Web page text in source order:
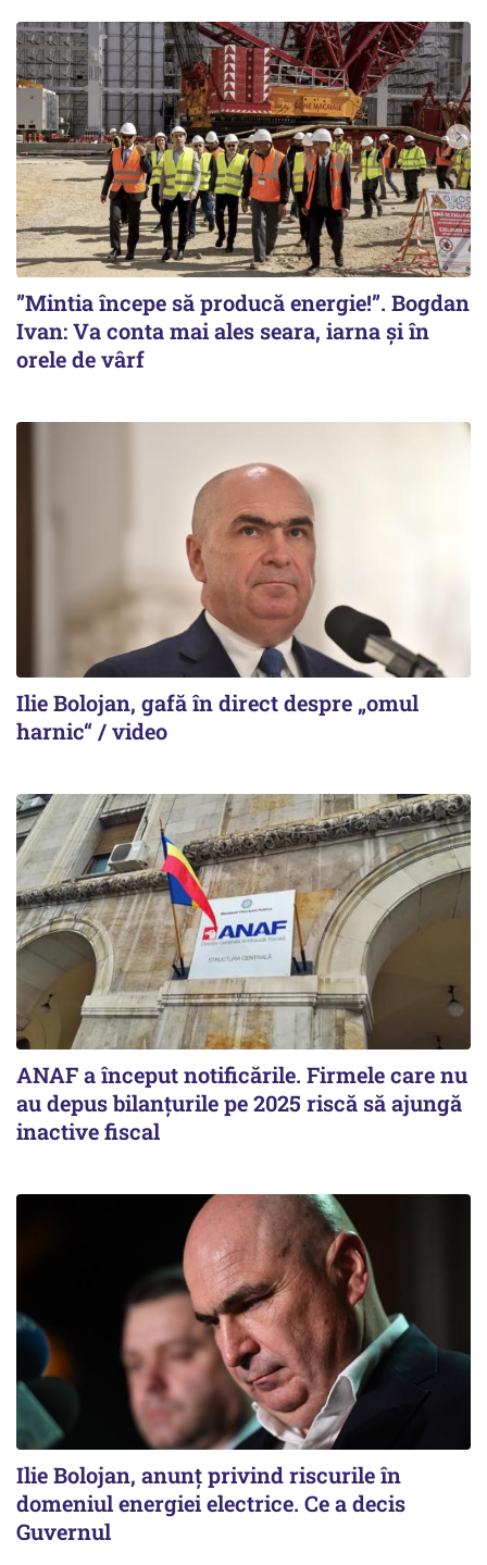
”Mintia începe să producă energie!”. Bogdan
Ivan: Va conta mai ales seara, iarna și în
orele de vârf
Ilie Bolojan, gafă în direct despre „omul
harnic“ / video
ANAF a început notificările. Firmele care nu
au depus bilanțurile pe 2025 riscă să ajungă
inactive fiscal
Ilie Bolojan, anunț privind riscurile în
domeniul energiei electrice. Ce a decis
Guvernul